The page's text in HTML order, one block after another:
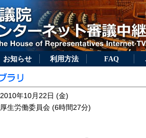
お知らせ 利用方法 FAQ
2010年10月22日 (金)
厚生労働委員会 (6時間27分)